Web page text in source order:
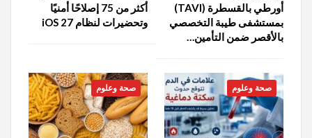
أورطي بالقسطرة (TAVI)
بمستشفى طيبة التخصصي
بالأقصر ضمن التأمين…
أكثر من 75 إصلاحًا أمنيًا
وتحضيرات لنظام iOS 27
صحة وعلوم صحة وعلوم